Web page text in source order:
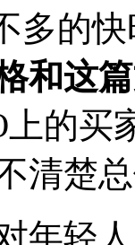
多的
和这
上的买
清楚总
年轻